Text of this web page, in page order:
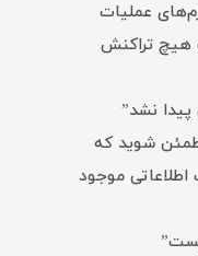
عملیات
هیچ تراکنش
نشد”
شوید که
موجود